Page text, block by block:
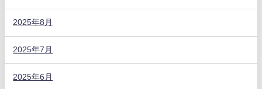
2025年8月
2025年7月
2025年6月